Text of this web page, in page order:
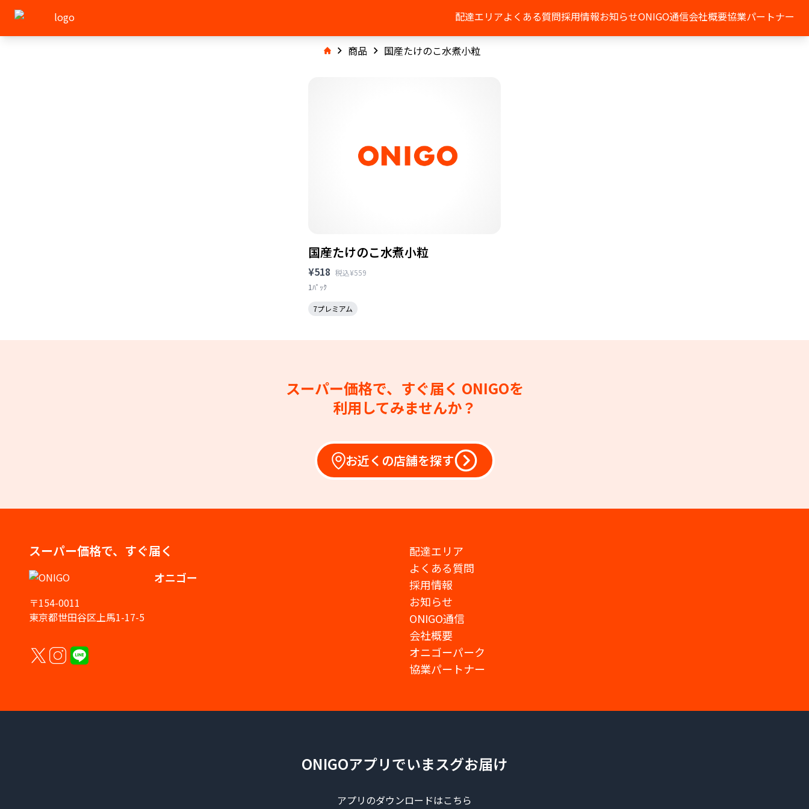
配達エリアよくある質問採用情報お知らせONIGO通信会社概要協業パートナー
商品 国産たけのこ水煮小粒
国産たけのこ水煮小粒
¥518 税込¥559
1ﾊﾟｯｸ
7プレミアム
スーパー価格で、すぐ届く ONIGOを
利用してみませんか？
お近くの店舗を探す
スーパー価格で、すぐ届く
オニゴー
〒154-0011
東京都世田谷区上馬1-17-5
配達エリア
よくある質問
採用情報
お知らせ
ONIGO通信
会社概要
オニゴーパーク
協業パートナー
ONIGOアプリでいまスグお届け
アプリのダウンロードはこちら